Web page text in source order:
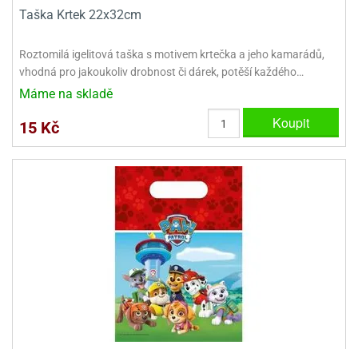
Taška Krtek 22x32cm
Roztomilá igelitová taška s motivem krtečka a jeho kamarádů,
vhodná pro jakoukoliv drobnost či dárek, potěší každého…
Máme na skladě
15 Kč Koupit